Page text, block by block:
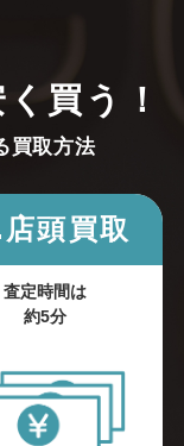
買う！
買取方法
頭買取
査定時間は
約5分